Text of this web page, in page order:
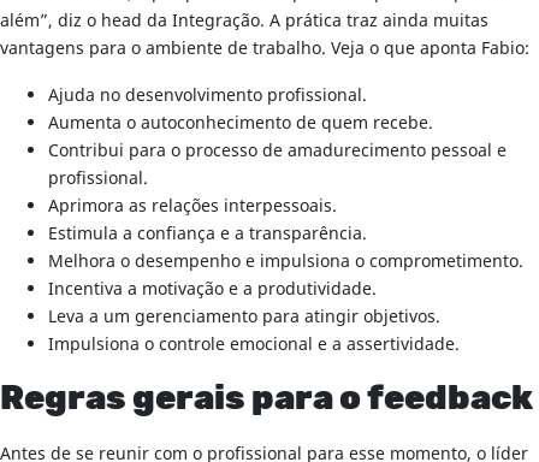
além”, diz o head da Integração. A prática traz ainda muitas
vantagens para o ambiente de trabalho. Veja o que aponta Fabio:
Ajuda no desenvolvimento profissional.
Aumenta o autoconhecimento de quem recebe.
Contribui para o processo de amadurecimento pessoal e
profissional.
Aprimora as relações interpessoais.
Estimula a confiança e a transparência.
Melhora o desempenho e impulsiona o comprometimento.
Incentiva a motivação e a produtividade.
Leva a um gerenciamento para atingir objetivos.
Impulsiona o controle emocional e a assertividade.
Regras gerais para o feedback
Antes de se reunir com o profissional para esse momento, o líder